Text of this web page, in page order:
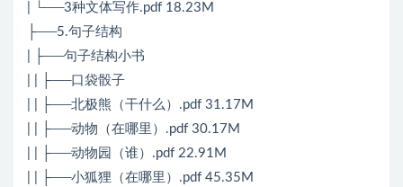
| └──3种文体写作.pdf 18.23M
├──5.句子结构
| ├──句子结构小书
| | ├──口袋骰子
| | ├──北极熊（干什么）.pdf 31.17M
| | ├──动物（在哪里）.pdf 30.17M
| | ├──动物园（谁）.pdf 22.91M
| | ├──小狐狸（在哪里）.pdf 45.35M